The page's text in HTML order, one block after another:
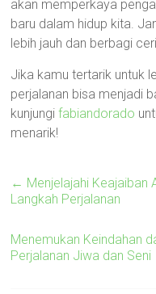
akan memperkaya
baru dalam hidup kita.
lebih jauh dan berbagi
Jika kamu tertarik untuk
perjalanan bisa menjadi
kunjungifabiandorado
menarik!
← Menjelajahi Keajaiban
Langkah Perjalanan
Menemukan Keindahan
Perjalanan Jiwa dan Seni